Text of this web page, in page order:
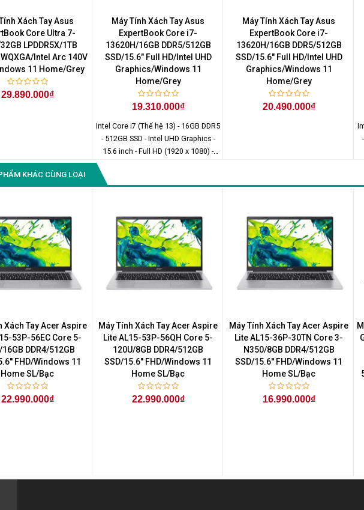
Liên hệ0283 9847 690
để nhận báo giá tốt
nhất
Xách Tay Asus
Core Ultra 7-
LPDDR5X/1TB
Intel Arc 140V
11 Home/Grey
29.890.000₫
Máy Tính Xách Tay Asus
ExpertBook Core i7-
13620H/16GB DDR5/512GB
SSD/15.6" Full HD/Intel UHD
Graphics/Windows 11
Home/Grey
19.310.000₫
Intel Core i7 (Thế hệ 13) - 16GB DDR5
- 512GB SSD - Intel UHD Graphics -
15.6 inch - Full HD (1920 x 1080) -
Máy Tính Xách Tay Asus
ExpertBook Core i7-
13620H/16GB DDR5/512GB
SSD/15.6" Full HD/Intel UHD
Graphics/Windows 11
Home/Grey
20.490.000₫
KHÁC CÙNG LOẠI
Xách Tay Acer Aspire
53P-56EC Core 5-
DDR4/512GB
FHD/Windows 11
Home SL/Bạc
22.990.000₫
Máy Tính Xách Tay Acer Aspire
Lite AL15-53P-56QH Core 5-
120U/8GB DDR4/512GB
SSD/15.6'' FHD/Windows 11
Home SL/Bạc
22.990.000₫
Máy Tính Xách Tay Acer Aspire
Lite AL15-36P-30TN Core 3-
N350/8GB DDR4/512GB
SSD/15.6'' FHD/Windows 11
Home SL/Bạc
16.990.000₫